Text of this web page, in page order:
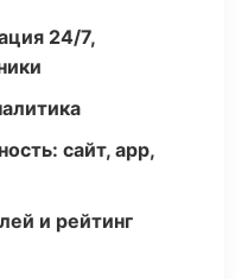
24/7,
сайт, app,
и рейтинг